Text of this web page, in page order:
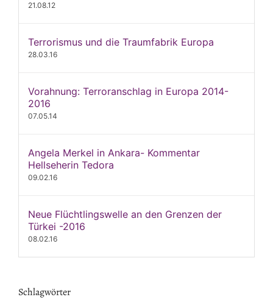
21.08.12
Terrorismus und die Traumfabrik Europa
28.03.16
Vorahnung: Terroranschlag in Europa 2014-
2016
07.05.14
Angela Merkel in Ankara- Kommentar
Hellseherin Tedora
09.02.16
Neue Flüchtlingswelle an den Grenzen der
Türkei -2016
08.02.16
Schlagwörter